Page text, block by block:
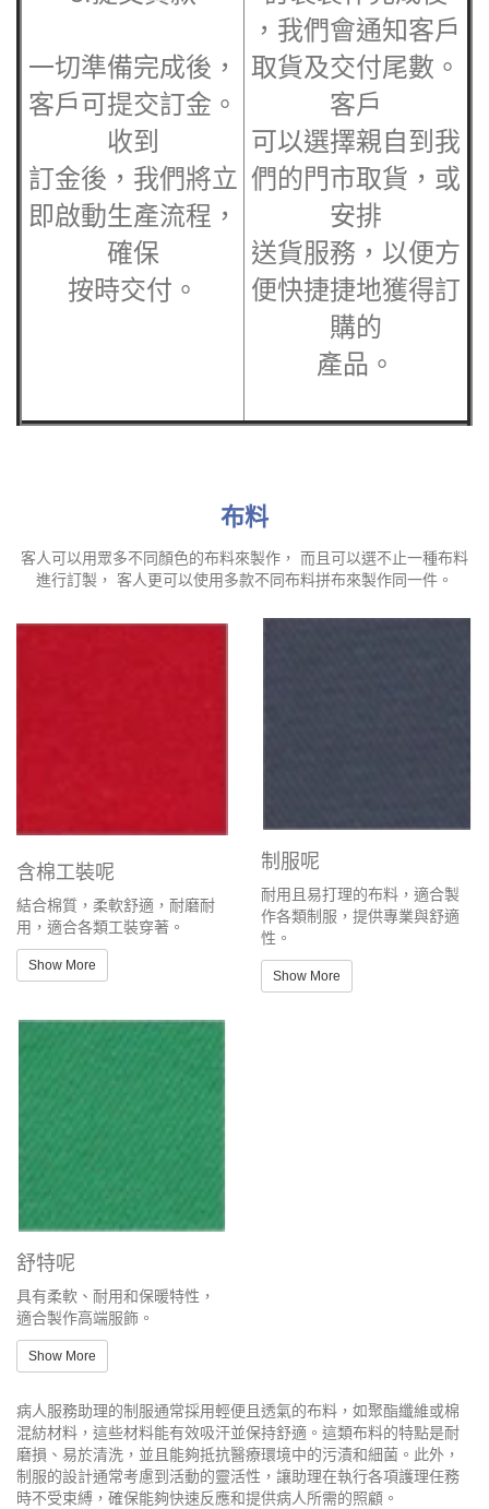
一切準備完成後，
客戶可提交訂金。
收到
訂金後，我們將立
即啟動生產流程，
確保
按時交付。
，我們會通知客戶
取貨及交付尾數。
客戶
可以選擇親自到我
們的門市取貨，或
安排
送貨服務，以便方
便快捷捷地獲得訂
購的
產品。
布料
客人可以用眾多不同顏色的布料來製作， 而且可以選不止一種布料
進行訂製， 客人更可以使用多款不同布料拼布來製作同一件。
含棉工裝呢
結合棉質，柔軟舒適，耐磨耐
用，適合各類工裝穿著。
Show More
制服呢
耐用且易打理的布料，適合製
作各類制服，提供專業與舒適
性。
Show More
舒特呢
具有柔軟、耐用和保暖特性，
適合製作高端服飾。
Show More
病人服務助理的制服通常採用輕便且透氣的布料，如聚酯纖維或棉
混紡材料，這些材料能有效吸汗並保持舒適。這類布料的特點是耐
磨損、易於清洗，並且能夠抵抗醫療環境中的污漬和細菌。此外，
制服的設計通常考慮到活動的靈活性，讓助理在執行各項護理任務
時不受束縛，確保能夠快速反應和提供病人所需的照顧。